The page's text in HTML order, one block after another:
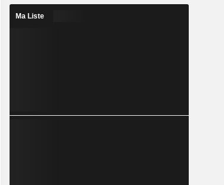
Ma Liste